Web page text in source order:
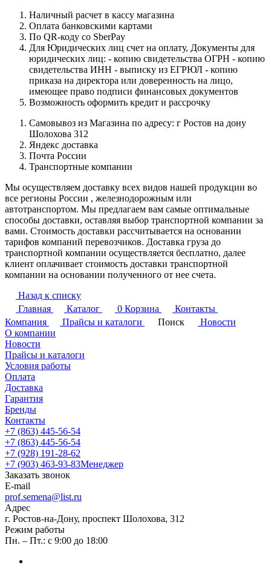
Наличный расчет в кассу магазина
Оплата банковскими картами
По QR-коду со SberPay
Для Юридических лиц счет на оплату, Документы для
юридических лиц: - копию свидетельства ОГРН - копию
свидетельства ИНН - выписку из ЕГРЮЛ - копию
приказа на директора или доверенность на лицо,
имеющее право подписи финансовых документов
Возможность оформить кредит и рассрочку
Самовывоз из Магазина по адресу: г Ростов на дону
Шолохова 312
Яндекс доставка
Почта России
Транспортные компании
Мы осуществляем доставку всех видов нашей продукции во
все регионы России , железнодорожным или
автотранспортом. Мы предлагаем вам самые оптимальные
способы доставки, оставляя выбор транспортной компании за
вами. Стоимость доставки рассчитывается на основании
тарифов компаний перевозчиков. Доставка груза до
транспортной компании осуществляется бесплатно, далее
клиент оплачивает стоимость доставки транспортной
компании на основании полученного от нее счета.
Назад к списку
Главная
Каталог 0 Корзина
Контакты
Компания
Прайсы и каталоги Поиск
Новости
О компании
Новости
Прайсы и каталоги
Условия работы
Оплата
Доставка
Гарантия
Бренды
Контакты
+7 (863) 445-56-54
+7 (863) 445-56-54
+7 (928) 191-28-62
+7 (903) 463-93-83Менеджер
Заказать звонок
E-mail
prof.semena@list.ru
Адрес
г. Ростов-на-Дону, проспект Шолохова, 312
Режим работы
Пн. – Пт.: с 9:00 до 18:00